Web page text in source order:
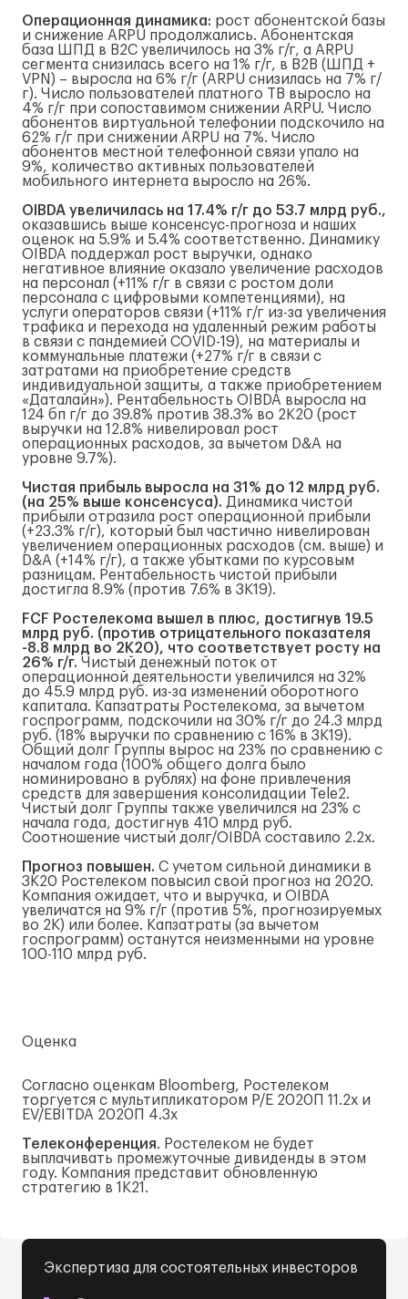
Операционная динамика: рост абонентской базы
и снижение ARPU продолжались. Абонентская
база ШПД в B2C увеличилось на 3% г/г, а ARPU
сегмента снизилась всего на 1% г/г, в B2B (ШПД +
VPN) – выросла на 6% г/г (ARPU снизилась на 7% г/
г). Число пользователей платного ТВ выросло на
4% г/г при сопоставимом снижении ARPU. Число
абонентов виртуальной телефонии подскочило на
62% г/г при снижении ARPU на 7%. Число
абонентов местной телефонной связи упало на
9%, количество активных пользователей
мобильного интернета выросло на 26%.
OIBDA увеличилась на 17.4% г/г до 53.7 млрд руб.,
оказавшись выше консенсус-прогноза и наших
оценок на 5.9% и 5.4% соответственно. Динамику
OIBDA поддержал рост выручки, однако
негативное влияние оказало увеличение расходов
на персонал (+11% г/г в связи с ростом доли
персонала с цифровыми компетенциями), на
услуги операторов связи (+11% г/г из-за увеличения
трафика и перехода на удаленный режим работы
в связи с пандемией COVID-19), на материалы и
коммунальные платежи (+27% г/г в связи с
затратами на приобретение средств
индивидуальной защиты, а также приобретением
«Даталайн»). Рентабельность OIBDA выросла на
124 бп г/г до 39.8% против 38.3% во 2К20 (рост
выручки на 12.8% нивелировал рост
операционных расходов, за вычетом D&A на
уровне 9.7%).
Чистая прибыль выросла на 31% до 12 млрд руб.
(на 25% выше консенсуса). Динамика чистой
прибыли отразила рост операционной прибыли
(+23.3% г/г), который был частично нивелирован
увеличением операционных расходов (см. выше) и
D&A (+14% г/г), а также убытками по курсовым
разницам. Рентабельность чистой прибыли
достигла 8.9% (против 7.6% в 3К19).
FCF Ростелекома вышел в плюс, достигнув 19.5
млрд руб. (против отрицательного показателя
-8.8 млрд во 2К20), что соответствует росту на
26% г/г. Чистый денежный поток от
операционной деятельности увеличился на 32%
до 45.9 млрд руб. из-за изменений оборотного
капитала. Капзатраты Ростелекома, за вычетом
госпрограмм, подскочили на 30% г/г до 24.3 млрд
руб. (18% выручки по сравнению с 16% в 3К19).
Общий долг Группы вырос на 23% по сравнению с
началом года (100% общего долга было
номинировано в рублях) на фоне привлечения
средств для завершения консолидации Tele2.
Чистый долг Группы также увеличился на 23% с
начала года, достигнув 410 млрд руб.
Соотношение чистый долг/OIBDA составило 2.2x.
Прогноз повышен. С учетом сильной динамики в
3К20 Ростелеком повысил свой прогноз на 2020.
Компания ожидает, что и выручка, и OIBDA
увеличатся на 9% г/г (против 5%, прогнозируемых
во 2К) или более. Капзатраты (за вычетом
госпрограмм) останутся неизменными на уровне
100-110 млрд руб.
Оценка
Согласно оценкам Bloomberg, Ростелеком
торгуется с мультипликатором P/E 2020П 11.2x и
EV/EBITDA 2020П 4.3x
Телеконференция. Ростелеком не будет
выплачивать промежуточные дивиденды в этом
году. Компания представит обновленную
стратегию в 1К21.
Экспертиза для состоятельных инвесторов